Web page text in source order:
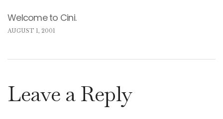
Welcome to Cini.
AUGUST 1, 2001
Leave a Reply